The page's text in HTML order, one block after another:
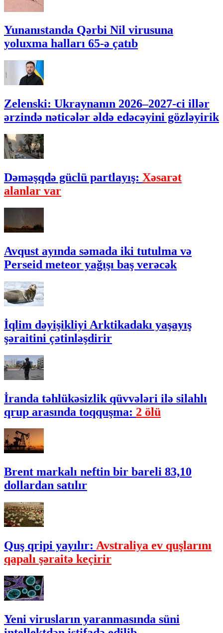
Yunanıstanda Qərbi Nil virusuna
yoluxma halları 65-ə çatıb
Zelenski: Ukraynanın 2026–2027-ci illər
ərzində nəticələr əldə edəcəyini gözləyirik
Dəməşqdə güclü partlayış: Xəsarət
alanlar var
Avqust ayında səmada iki tutulma və
Perseid meteor yağışı baş verəcək
İqlim dəyişikliyi Arktikadakı yaşayış
şəraitini çətinləşdirir
İranda təhlükəsizlik qüvvələri ilə silahlı
qrup arasında toqquşma: 2 ölü
Brent markalı neftin bir bareli 83,10
dollardan satılır
Quş qripi yayılır: Avstraliya ev quşlarını
qapalı şəraitə keçirir
Yeni virusların yaranmasında süni